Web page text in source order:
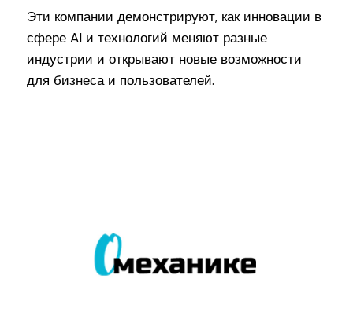
Эти компании демонстрируют, как инновации в
сфере AI и технологий меняют разные
индустрии и открывают новые возможности
для бизнеса и пользователей.